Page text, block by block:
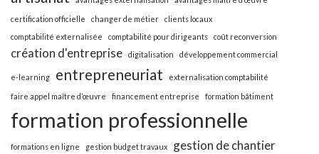
certification officielle changer de métier
clients locaux
comptabilité externalisée
comptabilité pour dirigeants coût reconversion
création d'entreprise digitalisation développement commercial
e-learning entrepreneuriat externalisation comptabilité
faire appel maître d’œuvre financement entreprise formation bâtiment
formation professionnelle
formations en ligne gestion budget travaux gestion de chantier